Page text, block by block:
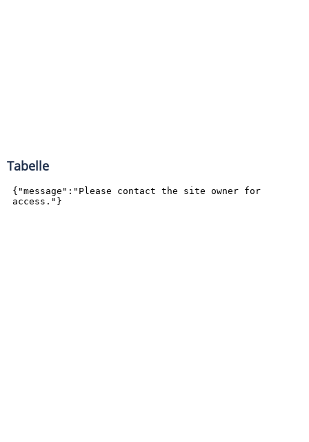
Tabelle